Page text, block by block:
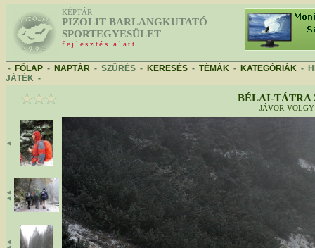
KÉPTÁR
PIZOLIT BARLANGKUTATÓ
SPORTEGYESÜLET
fejlesztés alatt...
- FŐLAP - NAPTÁR - SZŰRÉS - KERESÉS - TÉMÁK - KATEGÓRIÁK -
JÁTÉK -
BÉLAI-TÁTRA
JÁVOR-VÖLGY